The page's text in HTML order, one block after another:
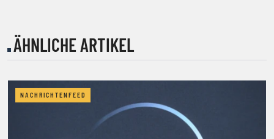
ÄHNLICHE ARTIKEL
NACHRICHTENFEED